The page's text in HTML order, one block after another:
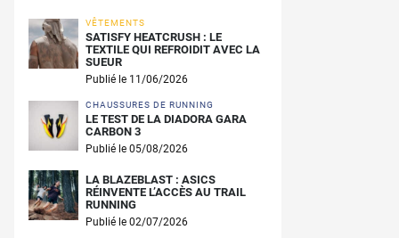
VÊTEMENTS
SATISFY HEATCRUSH : LE
TEXTILE QUI REFROIDIT AVEC LA
SUEUR
Publié le 11/06/2026
CHAUSSURES DE RUNNING
LE TEST DE LA DIADORA GARA
CARBON 3
Publié le 05/08/2026
LA BLAZEBLAST : ASICS
RÉINVENTE L’ACCÈS AU TRAIL
RUNNING
Publié le 02/07/2026